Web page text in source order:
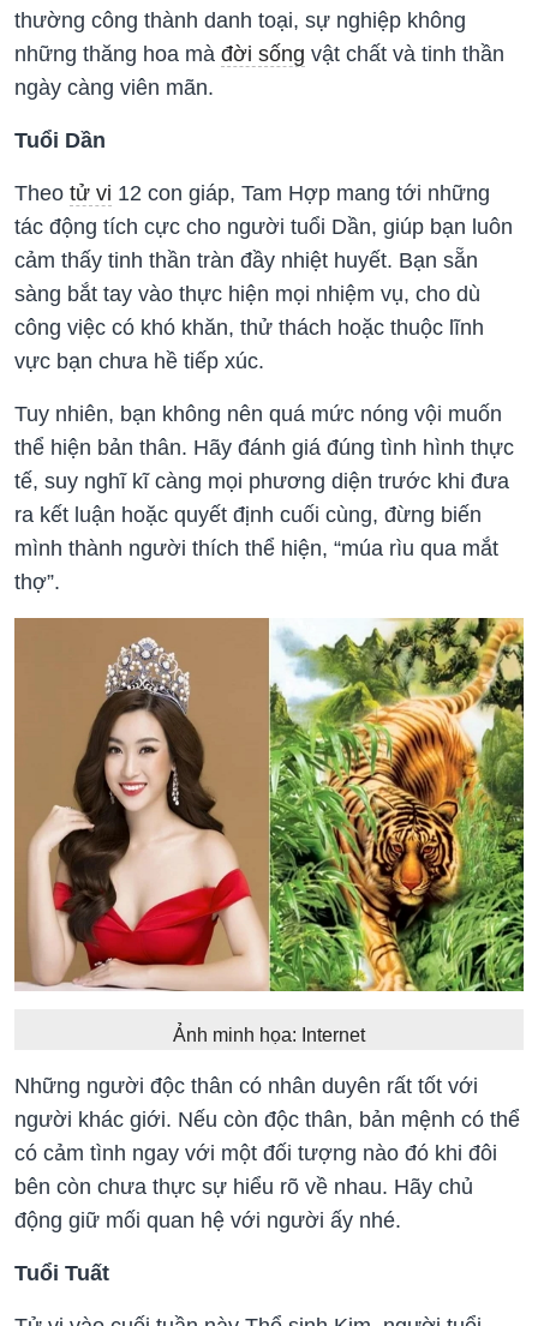
thường công thành danh toại, sự nghiệp không
những thăng hoa mà đời sống vật chất và tinh thần
ngày càng viên mãn.
Tuổi Dần
Theo tử vi 12 con giáp, Tam Hợp mang tới những
tác động tích cực cho người tuổi Dần, giúp bạn luôn
cảm thấy tinh thần tràn đầy nhiệt huyết. Bạn sẵn
sàng bắt tay vào thực hiện mọi nhiệm vụ, cho dù
công việc có khó khăn, thử thách hoặc thuộc lĩnh
vực bạn chưa hề tiếp xúc.
Tuy nhiên, bạn không nên quá mức nóng vội muốn
thể hiện bản thân. Hãy đánh giá đúng tình hình thực
tế, suy nghĩ kĩ càng mọi phương diện trước khi đưa
ra kết luận hoặc quyết định cuối cùng, đừng biến
mình thành người thích thể hiện, “múa rìu qua mắt
thợ”.
Ảnh minh họa: Internet
Những người độc thân có nhân duyên rất tốt với
người khác giới. Nếu còn độc thân, bản mệnh có thể
có cảm tình ngay với một đối tượng nào đó khi đôi
bên còn chưa thực sự hiểu rõ về nhau. Hãy chủ
động giữ mối quan hệ với người ấy nhé.
Tuổi Tuất